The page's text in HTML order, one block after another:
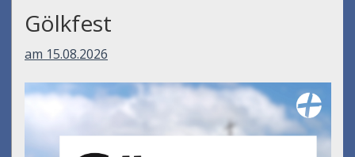
Gölkfest
am 15.08.2026